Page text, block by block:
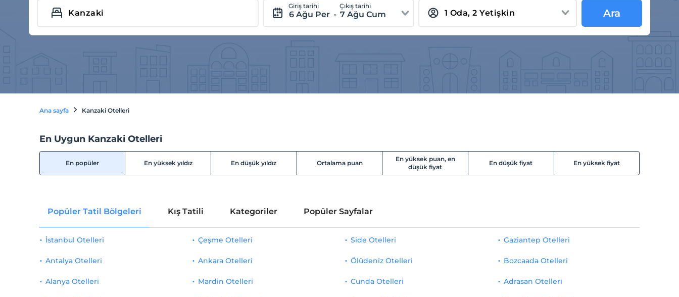
Giriş tarihi
6 Ağu Per -
Çıkış tarihi
7 Ağu Cum Ara
Ana sayfa Kanzaki Otelleri
En Uygun Kanzaki Otelleri
En popüler En yüksek yıldız En düşük yıldız Ortalama puan
En yüksek puan, en
düşük fiyat
En düşük fiyat En yüksek fiyat
Popüler Tatil Bölgeleri Kış Tatili Kategoriler Popüler Sayfalar
İstanbul Otelleri
Antalya Otelleri
Alanya Otelleri
Çeşme Otelleri
Ankara Otelleri
Mardin Otelleri
Side Otelleri
Ölüdeniz Otelleri
Cunda Otelleri
Gaziantep Otelleri
Bozcaada Otelleri
Adrasan Otelleri